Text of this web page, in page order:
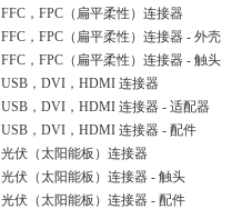
FFC，FPC（扁平柔性）连接器
FFC，FPC（扁平柔性）连接器 - 外壳
FFC，FPC（扁平柔性）连接器 - 触头
USB，DVI，HDMI 连接器
USB，DVI，HDMI 连接器 - 适配器
USB，DVI，HDMI 连接器 - 配件
光伏（太阳能板）连接器
光伏（太阳能板）连接器 - 触头
光伏（太阳能板）连接器 - 配件